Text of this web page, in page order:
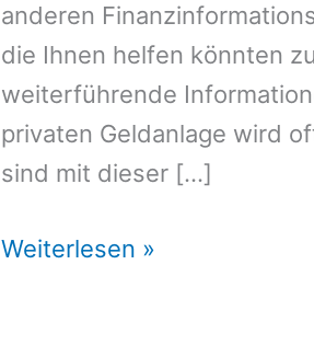
anderen
die Ihnen helfen könnten
weiterführende
privaten Geldanlage wird
sind mit dieser […]
S-
Weiterlesen »